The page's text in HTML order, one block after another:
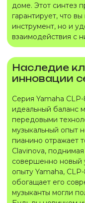
доме. Этот синтез
гарантирует, что
инструмент, но и
взаимодействия с
Наследие
инновации
Серия Yamaha
идеальный баланс
передовыми
музыкальный опыт
пианино отражает
Clavinova,
совершенно новый
опыту Yamaha,
обогащает его
музыканты могли